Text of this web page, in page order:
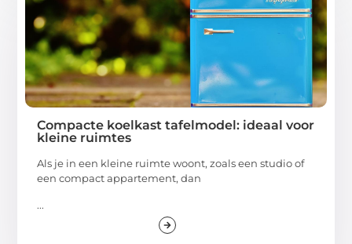
Compacte koelkast tafelmodel: ideaal voor
kleine ruimtes
Als je in een kleine ruimte woont, zoals een studio of
een compact appartement, dan
...